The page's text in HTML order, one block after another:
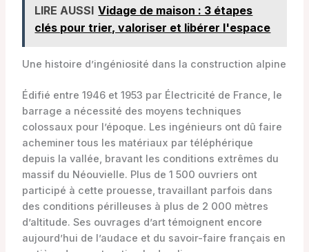
LIRE AUSSI Vidage de maison : 3 étapes
clés pour trier, valoriser et libérer l'espace
Une histoire d’ingéniosité dans la construction alpine
Édifié entre 1946 et 1953 par Électricité de France, le
barrage a nécessité des moyens techniques
colossaux pour l’époque. Les ingénieurs ont dû faire
acheminer tous les matériaux par téléphérique
depuis la vallée, bravant les conditions extrêmes du
massif du Néouvielle. Plus de 1 500 ouvriers ont
participé à cette prouesse, travaillant parfois dans
des conditions périlleuses à plus de 2 000 mètres
d’altitude. Ses ouvrages d’art témoignent encore
aujourd’hui de l’audace et du savoir-faire français en